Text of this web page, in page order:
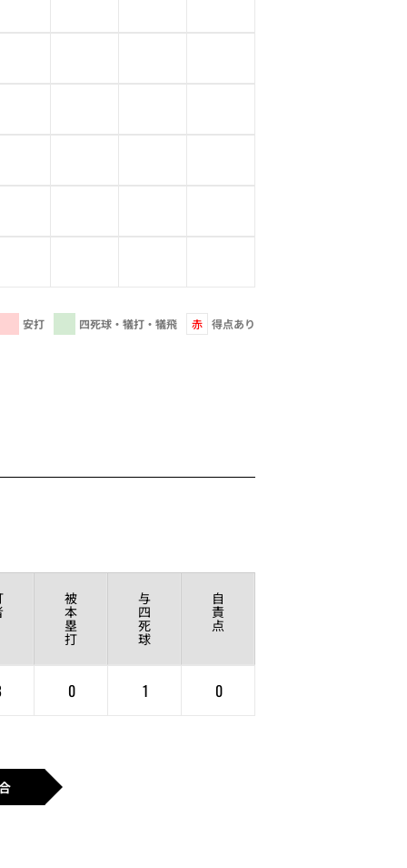
安打 四死球・犠打・犠飛 赤 得点あり
被
本
塁
打
与
四
死
球
自
責
点
0 1 0